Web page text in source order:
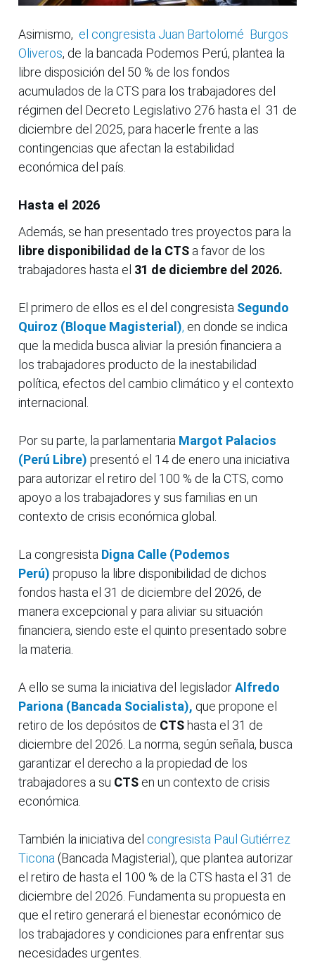
Asimismo, el congresista Juan Bartolomé Burgos
Oliveros, de la bancada Podemos Perú, plantea la
libre disposición del 50 % de los fondos
acumulados de la CTS para los trabajadores del
régimen del Decreto Legislativo 276 hasta el 31 de
diciembre del 2025, para hacerle frente a las
contingencias que afectan la estabilidad
económica del país.
Hasta el 2026
Además, se han presentado tres proyectos para la
libre disponibilidad de la CTS a favor de los
trabajadores hasta el 31 de diciembre del 2026.
El primero de ellos es el del congresista Segundo
Quiroz (Bloque Magisterial), en donde se indica
que la medida busca aliviar la presión financiera a
los trabajadores producto de la inestabilidad
política, efectos del cambio climático y el contexto
internacional.
Por su parte, la parlamentaria Margot Palacios
(Perú Libre) presentó el 14 de enero una iniciativa
para autorizar el retiro del 100 % de la CTS, como
apoyo a los trabajadores y sus familias en un
contexto de crisis económica global.
La congresista Digna Calle (Podemos
Perú) propuso la libre disponibilidad de dichos
fondos hasta el 31 de diciembre del 2026, de
manera excepcional y para aliviar su situación
financiera, siendo este el quinto presentado sobre
la materia.
A ello se suma la iniciativa del legisladorAlfredo
Pariona (Bancada Socialista), que propone el
retiro de los depósitos de CTShasta el 31 de
diciembre del 2026. La norma, según señala, busca
garantizar el derecho a la propiedad de los
trabajadores a su CTS en un contexto de crisis
económica.
También la iniciativa del congresista Paul Gutiérrez
Ticona (Bancada Magisterial), que plantea autorizar
el retiro de hasta el 100 % de la CTS hasta el 31 de
diciembre del 2026. Fundamenta su propuesta en
que el retiro generará el bienestar económico de
los trabajadores y condiciones para enfrentar sus
necesidades urgentes.